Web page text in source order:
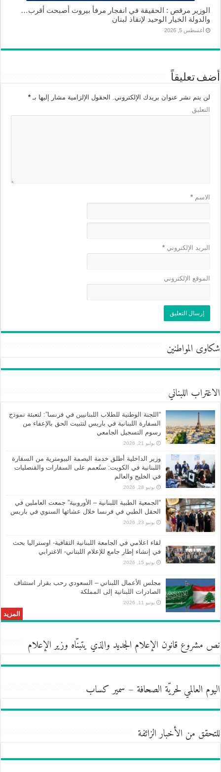
الوزير مرقص : الحقيقة في انفجار مرفأ بيروت أصبحت أقرب…
والدولة الخيار الوحيد لإنقاذ لبنان
أغسطس 5, 2026
أضف تعليقاً
لن يتم نشر عنوان بريدك الإلكتروني. الحقول الإلزامية مشار إليها بـ*
التعليق
الاسم*
البريد الإلكتروني*
الموقع الإلكتروني
شكاوى المواطنين
الاغتراب اللبناني
المزيد
“اللجنة الوطنية للطلاب اللبنانيين في فرنسا”: لتعبئة نموذج
السفارة اللبنانية في باريس لتثبيت الحق بالإعفاء من
رسوم التسجيل الجامعي
يوليو 21, 2026
وزير الداخلية أطلق خدمة البصمة البيومترية من السفارة
اللبنانية في الكويت: ستُعمم على السفارات والقنصليات
في الخليج والعالم
يونيو 28, 2026
“الجمعية الطبية اللبنانية – الأوروبية” جمعت العاملين في
الحقل الطبي في فرنسا خلال عشائها السنوي في باريس
يونيو 23, 2026
لقاء اعلامي في الجامعة اللبنانية الثقافية- اوستراليا بحث
في إنشاء إطار جامع للإعلام اللبناني- الاغترابي
يونيو 15, 2026
مجلس الأعمال اللبناني – السعودي رحب بقرار استئناف
الصادرات اللبنانية إلى المملكة
يونيو 11, 2026
نص مشروع قانون الإعلام الجديد والذي يتبنّاه وزير الإعلام
اليوم العالمي لحريّة الصحافة – سمير كساب
للتحقق من الأخبار الزائفة